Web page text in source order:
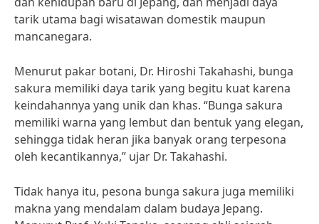
tarik utama bagi wisatawan domestik maupun
mancanegara.
Menurut pakar botani, Dr. Hiroshi Takahashi, bunga
sakura memiliki daya tarik yang begitu kuat karena
keindahannya yang unik dan khas. “Bunga sakura
memiliki warna yang lembut dan bentuk yang elegan,
sehingga tidak heran jika banyak orang terpesona
oleh kecantikannya,” ujar Dr. Takahashi.
Tidak hanya itu, pesona bunga sakura juga memiliki
makna yang mendalam dalam budaya Jepang.